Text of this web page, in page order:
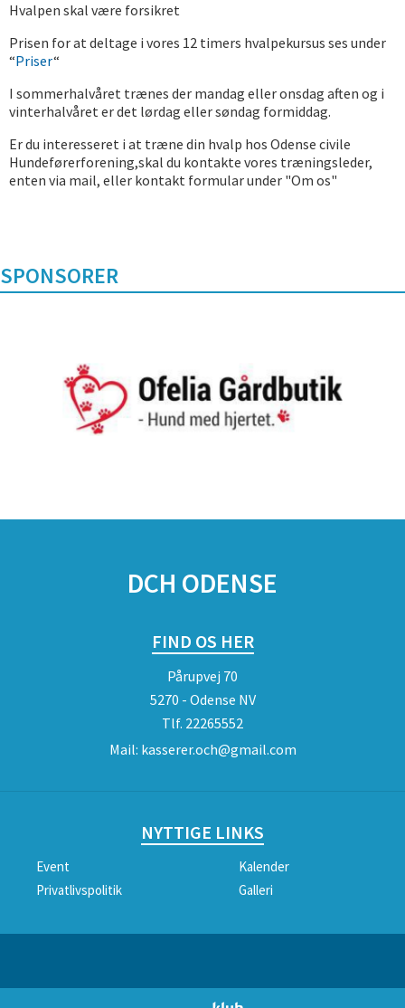
Hvalpen skal være forsikret
Prisen for at deltage i vores 12 timers hvalpekursus ses under
“Priser“
I sommerhalvåret trænes der mandag eller onsdag aften og i
vinterhalvåret er det lørdag eller søndag formiddag.
Er du interesseret i at træne din hvalp hos Odense civile
Hundeførerforening,skal du kontakte vores træningsleder,
enten via mail, eller kontakt formular under "Om os"
SPONSORER
DCH ODENSE
FIND OS HER
Pårupvej 70
5270 - Odense NV
Tlf. 22265552
Mail: kasserer.och@gmail.com
NYTTIGE LINKS
Event
Kalender
Privatlivspolitik
Galleri